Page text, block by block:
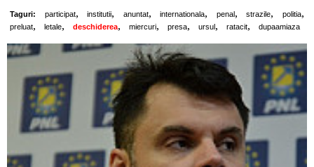
Taguri: participat, institutii, anuntat, internationala, penal, strazile, politia,
preluat, letale, deschiderea, miercuri, presa, ursul , ratacit, dupaamiaza